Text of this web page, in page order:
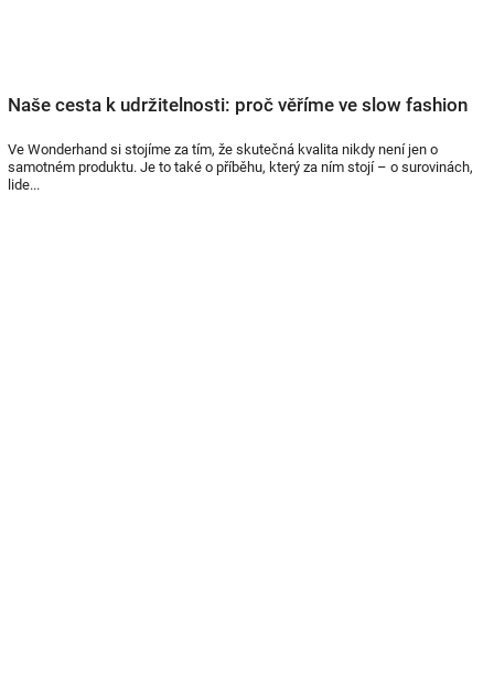
Naše cesta k udržitelnosti: proč věříme ve slow fashion
Ve Wonderhand si stojíme za tím, že skutečná kvalita nikdy není jen o
samotném produktu. Je to také o příběhu, který za ním stojí – o surovinách,
lide...